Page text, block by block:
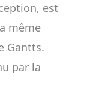
est
même
Gantts.
par la